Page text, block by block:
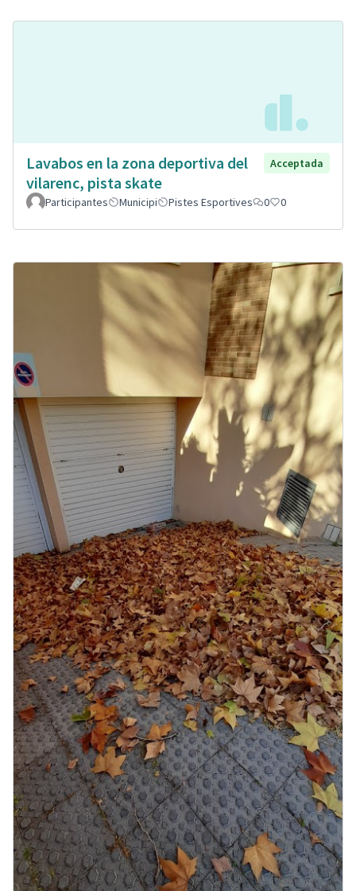
Lavabos en la zona deportiva del
vilarenc, pista skate
Acceptada
Participantes Municipi Pistes Esportives 0 0